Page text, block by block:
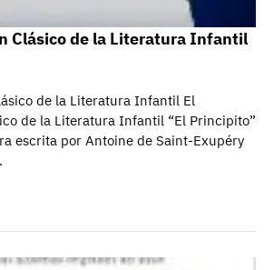
Clásico de la Literatura Infantil
de la Literatura Infantil El
de la Literatura Infantil “El Principito”
escrita por Antoine de Saint-Exupéry